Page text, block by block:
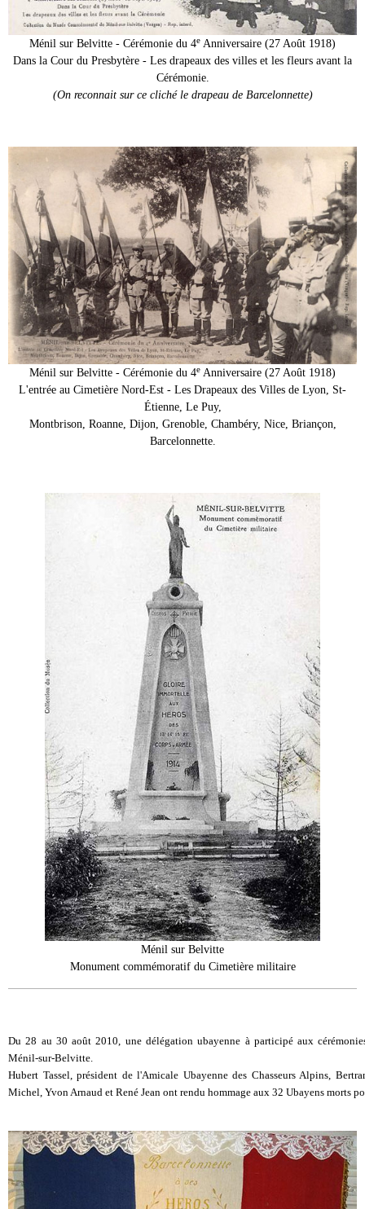
Ménil sur Belvitte - Cérémonie du 4e Anniversaire (27 Août 1918)
Dans la Cour du Presbytère - Les drapeaux des villes et les fleurs avant la
Cérémonie.
(On reconnait sur ce cliché le drapeau de Barcelonnette)
Ménil sur Belvitte - Cérémonie du 4e Anniversaire (27 Août 1918)
L'entrée au Cimetière Nord-Est - Les Drapeaux des Villes de Lyon, St-
Étienne, Le Puy,
Montbrison, Roanne, Dijon, Grenoble, Chambéry, Nice, Briançon,
Barcelonnette.
Ménil sur Belvitte
Monument commémoratif du Cimetière militaire
Du 28 au 30 août 2010, une délégation ubayenne à participé aux
Ménil-sur-Belvitte.
Hubert Tassel, président de l'Amicale Ubayenne des Chasseurs Alpins,
Michel, Yvon Arnaud et René Jean ont rendu hommage aux 32 Ubayens morts